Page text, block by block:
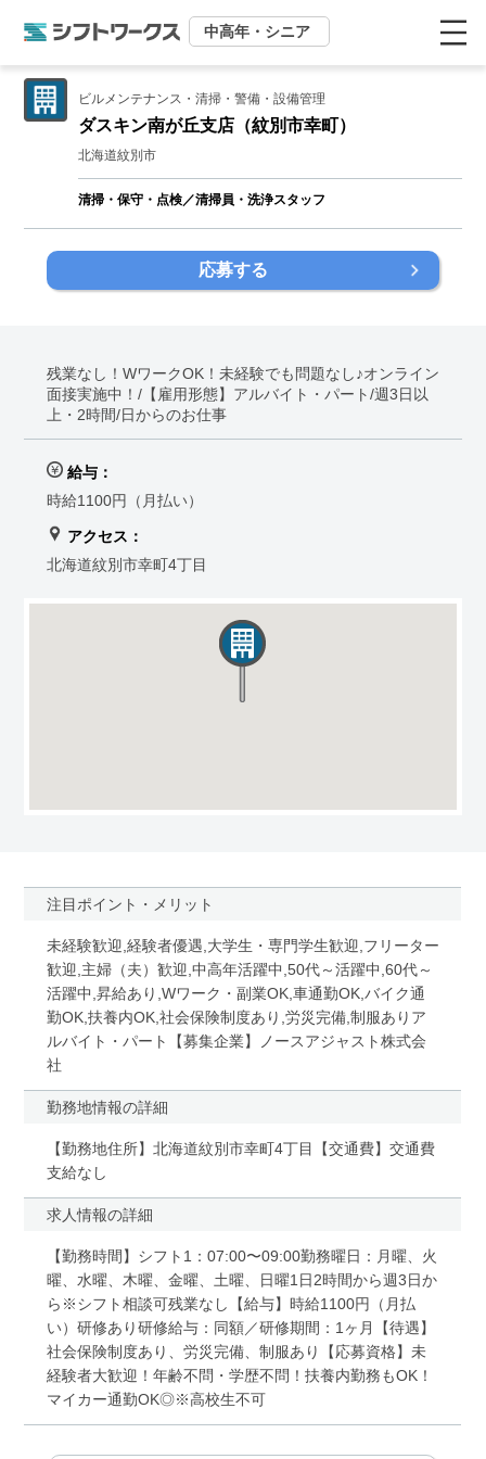
中高年・シニア
ビルメンテナンス・清掃・警備・設備管理
ダスキン南が丘支店（紋別市幸町）
北海道紋別市
清掃・保守・点検／清掃員・洗浄スタッフ
応募する
残業なし！WワークOK！未経験でも問題なし♪オンライン
面接実施中！/【雇用形態】アルバイト・パート/週3日以
上・2時間/日からのお仕事
給与：
時給1100円（月払い）
アクセス：
北海道紋別市幸町4丁目
注目ポイント・メリット
未経験歓迎,経験者優遇,大学生・専門学生歓迎,フリーター
歓迎,主婦（夫）歓迎,中高年活躍中,50代～活躍中,60代～
活躍中,昇給あり,Wワーク・副業OK,車通勤OK,バイク通
勤OK,扶養内OK,社会保険制度あり,労災完備,制服ありア
ルバイト・パート【募集企業】ノースアジャスト株式会
社
勤務地情報の詳細
【勤務地住所】北海道紋別市幸町4丁目【交通費】交通費
支給なし
求人情報の詳細
【勤務時間】シフト1：07:00〜09:00勤務曜日：月曜、火
曜、水曜、木曜、金曜、土曜、日曜1日2時間から週3日か
ら※シフト相談可残業なし【給与】時給1100円（月払
い）研修あり研修給与：同額／研修期間：1ヶ月【待遇】
社会保険制度あり、労災完備、制服あり【応募資格】未
経験者大歓迎！年齢不問・学歴不問！扶養内勤務もOK！
マイカー通勤OK◎※高校生不可